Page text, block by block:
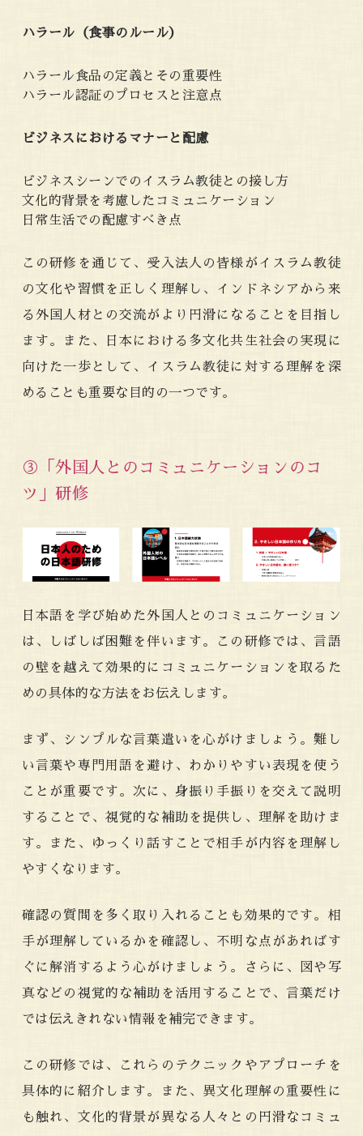
ハラール（食事のルール）
ハラール食品の定義とその重要性
ハラール認証のプロセスと注意点
ビジネスにおけるマナーと配慮
ビジネスシーンでのイスラム教徒との接し方
文化的背景を考慮したコミュニケーション
日常生活での配慮すべき点
この研修を通じて、受入法人の皆様がイスラム教徒
の文化や習慣を正しく理解し、インドネシアから来
る外国人材との交流がより円滑になることを目指し
ます。また、日本における多文化共生社会の実現に
向けた一歩として、イスラム教徒に対する理解を深
めることも重要な目的の一つです。
③「外国人とのコミュニケーションのコ
ツ」研修
日本語を学び始めた外国人とのコミュニケーション
は、しばしば困難を伴います。この研修では、言語
の壁を越えて効果的にコミュニケーションを取るた
めの具体的な方法をお伝えします。
まず、シンプルな言葉遣いを心がけましょう。難し
い言葉や専門用語を避け、わかりやすい表現を使う
ことが重要です。次に、身振り手振りを交えて説明
することで、視覚的な補助を提供し、理解を助けま
す。また、ゆっくり話すことで相手が内容を理解し
やすくなります。
確認の質問を多く取り入れることも効果的です。相
手が理解しているかを確認し、不明な点があればす
ぐに解消するよう心がけましょう。さらに、図や写
真などの視覚的な補助を活用することで、言葉だけ
では伝えきれない情報を補完できます。
この研修では、これらのテクニックやアプローチを
具体的に紹介します。また、異文化理解の重要性に
も触れ、文化的背景が異なる人々との円滑なコミュ